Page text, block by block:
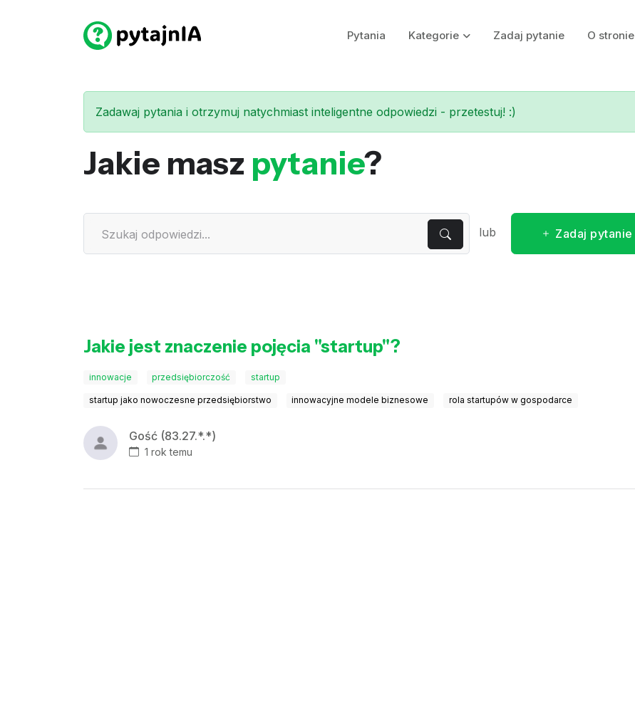
Pytania Kategorie Zadaj pytanie O stronie
Zadawaj pytania i otrzymuj natychmiast inteligentne odpowiedzi - przetestuj! :)
Jakie masz pytanie?
lub Zadaj pytanie
Jakie jest znaczenie pojęcia "startup"?
innowacje przedsiębiorczość startup
startup jako nowoczesne przedsiębiorstwo innowacyjne modele biznesowe rola startupów w gospodarce
Gość (83.27.*.*)
1 rok temu